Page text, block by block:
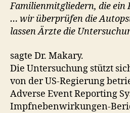
Familienmitgliedern, die ein
… wir überprüfen die
lassen Ärzte die
sagte Dr. Makary.
Die Untersuchung stützt
von der US-Regierung
Adverse Event Reporting
Impfnebenwirkungen-